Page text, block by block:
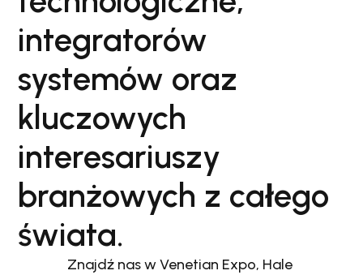
integratorów
systemów oraz
kluczowych
interesariuszy
branżowych z całego
świata.
Znajdź nas w Venetian Expo, Hale